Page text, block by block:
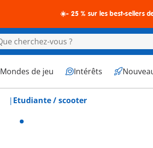
☀️- 25 % sur les best-sellers
Mondes de jeu Intérêts
Etudiante / scooter